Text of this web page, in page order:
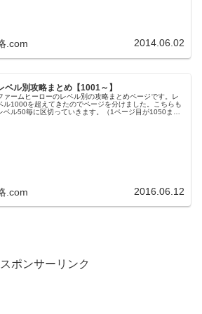
.com 2014.06.02
ベル別攻略まとめ【1001～】
ァームヒーローのレベル別の攻略まとめページです。レ
ル1000を超えてきたのでページを分けました。こちらも
ベル50毎に区切っていきます。（1ページ目が1050ま
.com 2016.06.12
スポンサーリンク